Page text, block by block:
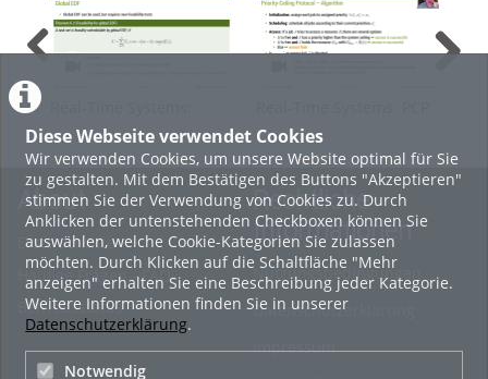
Diese Webseite verwendet Cookies
Wir verwenden Cookies, um unsere Website optimal für Sie
zu gestalten. Mit dem Bestätigen des Buttons "Akzeptieren"
stimmen Sie der Verwendung von Cookies zu. Durch
Anklicken der untenstehenden Checkboxen können Sie
auswählen, welche Cookie-Kategorien Sie zulassen
möchten. Durch Klicken auf die Schaltfläche "Mehr
anzeigen" erhalten Sie eine Beschreibung jeder Kategorie.
Weitere Informationen finden Sie in unserer
Datenschutzerklärung.
Notwendig
Multicore Scheduling -
Global Approaches
About
Erste Schritte
Häufige Fragen - FAQ
Betriebsstatus
Rechtliche
Informationen
Nutzungsbedingungen
Datenschutzerklärung
Impressum